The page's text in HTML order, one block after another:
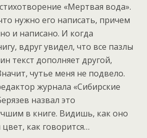
«Мертвая вода».
нужно его написать, причем
и написано. И когда
вдруг увидел, что все пазлы
текст дополняет другой,
чутье меня не подвело.
журнала «Сибирские
назвал это
в книге. Видишь, как оно
как говорится…